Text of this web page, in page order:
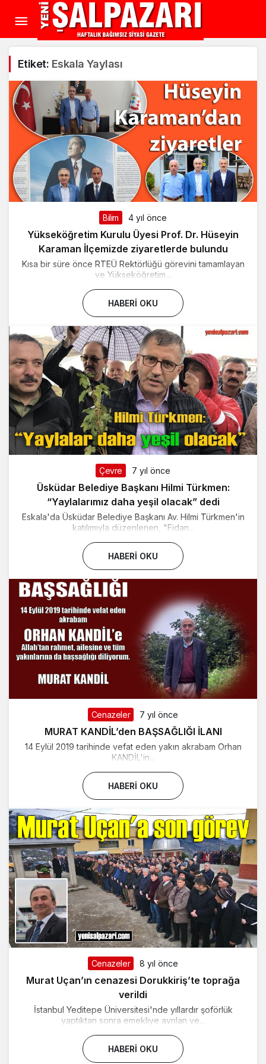
Etiket: Eskala Yaylası
Bilim 4 yıl önce
Yükseköğretim Kurulu Üyesi Prof. Dr. Hüseyin
Karaman İlçemizde ziyaretlerde bulundu
Kısa bir süre önce RTEÜ Rektörlüğü görevini tamamlayan
ve Yükseköğretim...
HABERI OKU
Çevre 7 yıl önce
Üsküdar Belediye Başkanı Hilmi Türkmen:
“Yaylalarımız daha yeşil olacak” dedi
Eskala'da Üsküdar Belediye Başkanı Av. Hilmi Türkmen'in
katılımıyla düzenlenen, "Fidan...
HABERI OKU
Cenazeler 7 yıl önce
MURAT KANDİL’den BAŞSAĞLIĞI İLANI
14 Eylül 2019 tarihinde vefat eden yakın akrabam Orhan
KANDİL'in...
HABERI OKU
Cenazeler 8 yıl önce
Murat Uçan’ın cenazesi Dorukkiriş’te toprağa
verildi
İstanbul Yeditepe Üniversitesi'nde yıllardır şoförlük
yaptıktan sonra emekliye ayrılan ve...
HABERI OKU